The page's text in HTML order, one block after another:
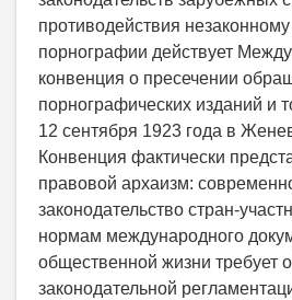
противодействия
порнографии действует
конвенция о пресечении
порнографических изданий и
12 сентября 1923 года в
Конвенция фактически
правовой архаизм:
законодательство стран-
нормам международного
общественной жизни требует
законодательной